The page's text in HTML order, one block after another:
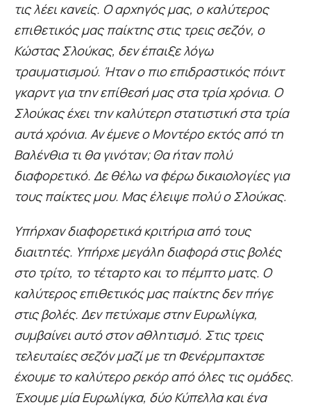
τις λέει κανείς. Ο αρχηγός μας, ο καλύτερος
επιθετικός μας παίκτης στις τρεις σεζόν, ο
Κώστας Σλούκας, δεν έπαιξε λόγω
τραυματισμού. Ήταν ο πιο επιδραστικός πόιντ
γκαρντ για την επίθεσή μας στα τρία χρόνια. Ο
Σλούκας έχει την καλύτερη στατιστική στα τρία
αυτά χρόνια. Αν έμενε ο Μοντέρο εκτός από τη
Βαλένθια τι θα γινόταν; Θα ήταν πολύ
διαφορετικό. Δε θέλω να φέρω δικαιολογίες για
τους παίκτες μου. Μας έλειψε πολύ ο Σλούκας.
Υπήρχαν διαφορετικά κριτήρια από τους
διαιτητές. Υπήρχε μεγάλη διαφορά στις βολές
στο τρίτο, το τέταρτο και το πέμπτο ματς. Ο
καλύτερος επιθετικός μας παίκτης δεν πήγε
στις βολές. Δεν πετύχαμε στην Ευρωλίγκα,
συμβαίνει αυτό στον αθλητισμό. Στις τρεις
τελευταίες σεζόν μαζί με τη Φενέρμπαχτσε
έχουμε το καλύτερο ρεκόρ από όλες τις ομάδες.
Έχουμε μία Ευρωλίγκα, δύο Κύπελλα και ένα